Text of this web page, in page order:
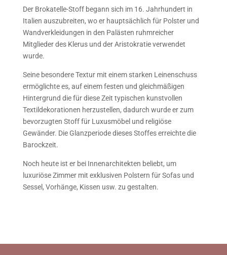
Der Brokatelle-Stoff begann sich im 16. Jahrhundert in
Italien auszubreiten, wo er hauptsächlich für Polster und
Wandverkleidungen in den Palästen ruhmreicher
Mitglieder des Klerus und der Aristokratie verwendet
wurde.
Seine besondere Textur mit einem starken Leinenschuss
ermöglichte es, auf einem festen und gleichmäßigen
Hintergrund die für diese Zeit typischen kunstvollen
Textildekorationen herzustellen, dadurch wurde er zum
bevorzugten Stoff für Luxusmöbel und religiöse
Gewänder. Die Glanzperiode dieses Stoffes erreichte die
Barockzeit.
Noch heute ist er bei Innenarchitekten beliebt, um
luxuriöse Zimmer mit exklusiven Polstern für Sofas und
Sessel, Vorhänge, Kissen usw. zu gestalten.